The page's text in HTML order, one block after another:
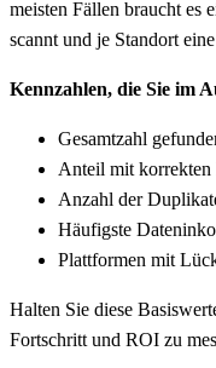
meisten Fällen braucht es
scannt und je Standort
Kennzahlen, die Sie im
Gesamtzahl
Anteil mit korrekten
Anzahl der
Häufigste
Plattformen mit
Halten Sie diese
Fortschritt und ROI zu